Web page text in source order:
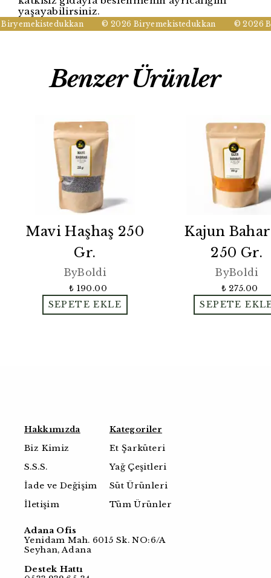
yaşayabilirsiniz.
© 2026 Biryemekistedukkan © 2026
Benzer Ürünler
Mavi Haşhaş 250
Gr.
ByBoldi
₺ 190.00
SEPETE EKLE
Kajun
250 Gr.
ByBoldi
₺ 275.00
SEPETE
Hakkımızda
Biz Kimiz
S.S.S.
İade ve Değişim
İletişim
Kategoriler
Et Şarküteri
Yağ Çeşitleri
Süt Ürünleri
Tüm Ürünler
Adana Ofis
Yenidam Mah. 6015 Sk. NO:6/A
Seyhan, Adana
Destek Hattı